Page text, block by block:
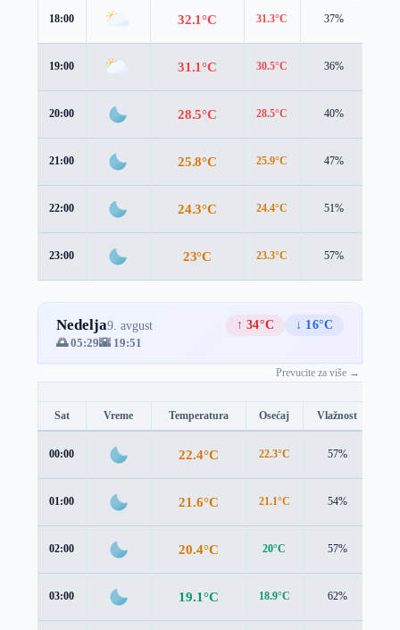
18:00 32.1°C 31.3°C 37%
19:00 31.1°C 30.5°C 36%
20:00 28.5°C 28.5°C 40%
21:00 25.8°C 25.9°C 47%
22:00 24.3°C 24.4°C 51%
23:00 23°C 23.3°C 57%
Nedelja9. avgust ↑ 34°C
↓ 16°C
🌅 05:29🌇 19:51
Prevucite za više →
Sat Vreme Temperatura Osećaj Vlažnost
00:00 22.4°C 22.3°C 57%
01:00 21.6°C 21.1°C 54%
02:00 20.4°C 20°C 57%
03:00 19.1°C 18.9°C 62%